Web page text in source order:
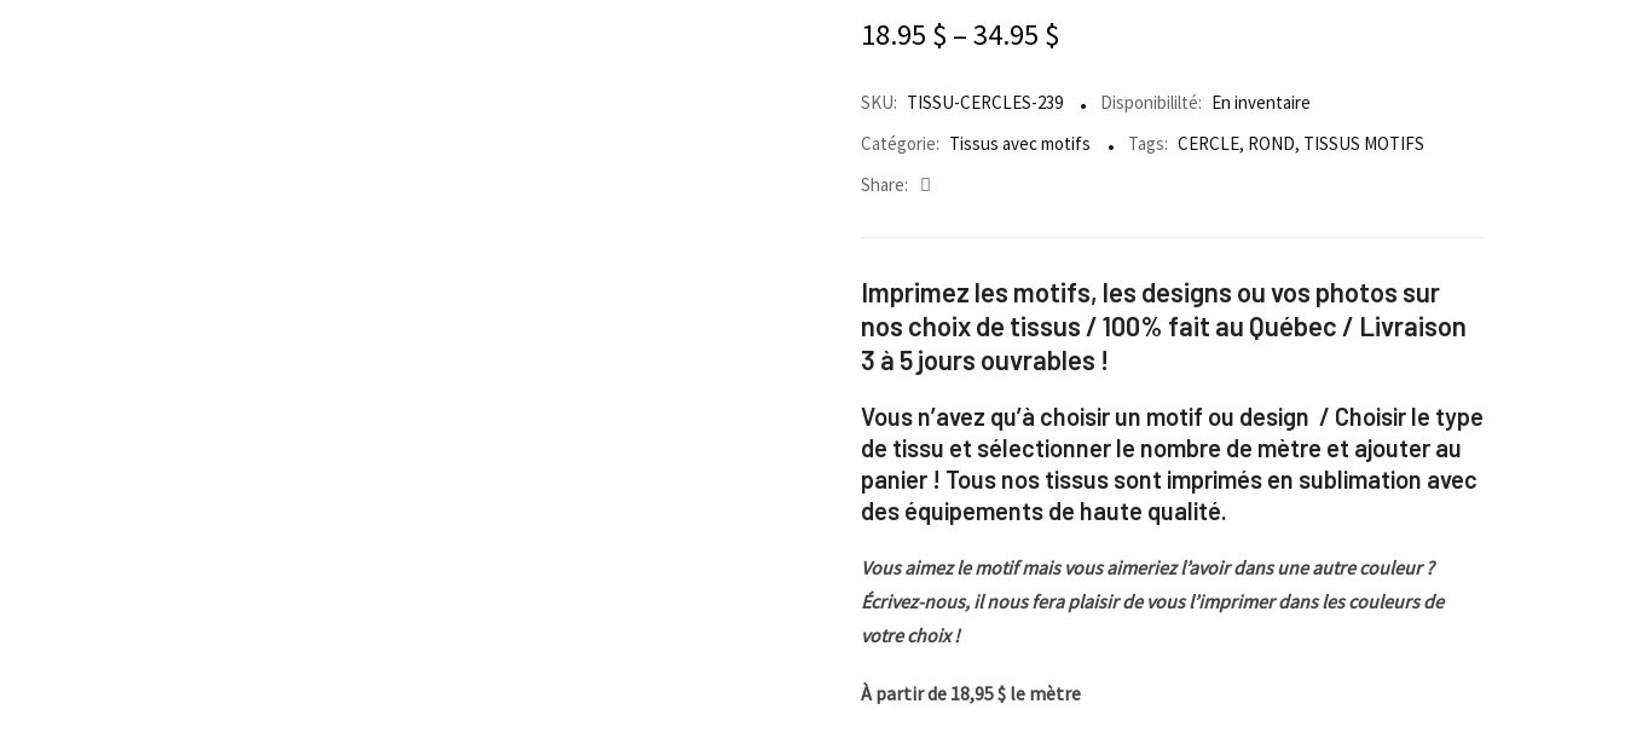
18.95 $ –34.95 $
SKU: TISSU-CERCLES-239 Disponibililté: En inventaire
Catégorie: Tissus avec motifs Tags: CERCLE, ROND, TISSUS MOTIFS
Share:
Imprimez les motifs, les designs ou vos photos sur
nos choix de tissus / 100% fait au Québec / Livraison
3 à 5 jours ouvrables !
Vous n’avez qu’à choisir un motif ou design / Choisir le type
de tissu et sélectionner le nombre de mètre et ajouter au
panier ! Tous nos tissus sont imprimés en sublimation avec
des équipements de haute qualité.
Vous aimez le motif mais vous aimeriez l’avoir dans une autre couleur ?
Écrivez-nous, il nous fera plaisir de vous l’imprimer dans les couleurs de
votre choix !
À partir de 18,95 $ le mètre